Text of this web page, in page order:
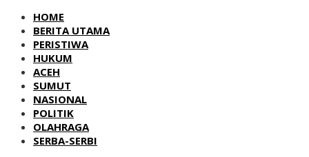
HOME
BERITA UTAMA
PERISTIWA
HUKUM
ACEH
SUMUT
NASIONAL
POLITIK
OLAHRAGA
SERBA-SERBI